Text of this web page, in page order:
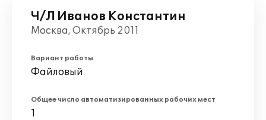
Ч/Л Иванов Константин
Москва, Октябрь 2011
Вариант работы
Файловый
Общее число автоматизированных рабочих мест
1